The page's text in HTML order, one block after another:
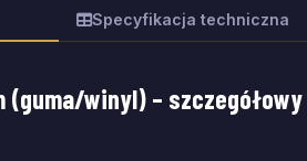
Specyfikacja techniczna
(guma/winyl) – szczegółowy